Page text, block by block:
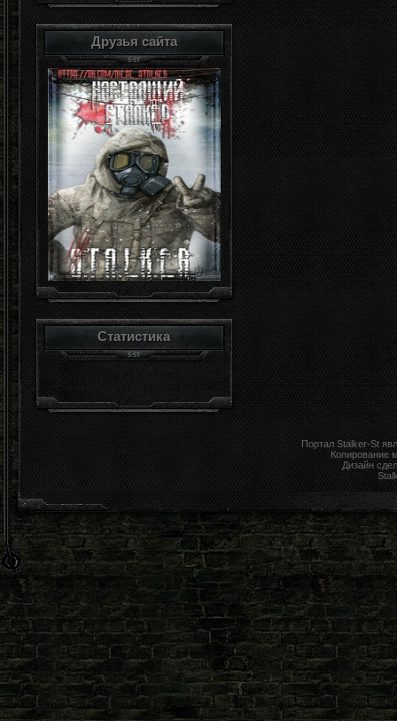
Друзья сайта
Статистика
Портал Stalker-St
Копирование
Дизайн